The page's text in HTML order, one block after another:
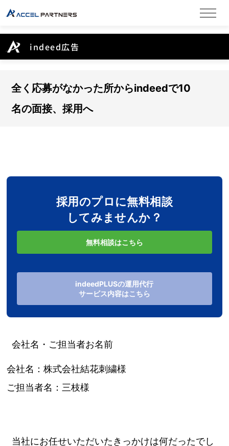
indeed広告
全く応募がなかった所からindeedで10
名の面接、採用へ
採用のプロに無料相談
してみませんか？
無料相談はこちら
indeedPLUSの運用代行
サービス内容はこちら
会社名・ご担当者お名前
会社名：株式会社結花刺繍様
ご担当者名：三枝様
当社にお任せいただいたきっかけは何だったでし